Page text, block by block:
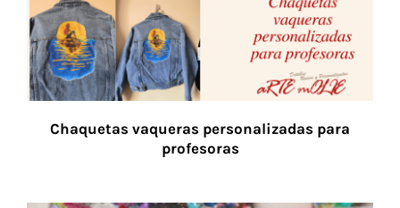
Chaquetas vaqueras personalizadas para
profesoras